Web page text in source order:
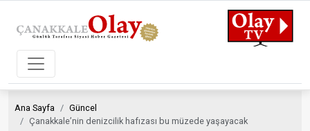
Ana Sayfa
Güncel
Çanakkale’nin denizcilik hafızası bu müzede yaşayacak